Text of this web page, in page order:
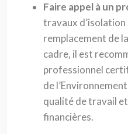
Faire appel à un
travaux d’isolation
remplacement de
cadre, il est
professionnel
de
qualité de travail
financières.